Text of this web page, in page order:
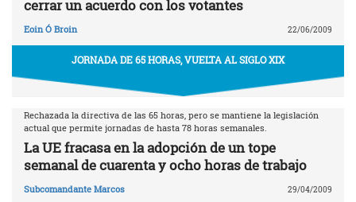
cerrar un acuerdo con los votantes
Eoin Ó Broin 22/06/2009
JORNADA DE 65 HORAS, VUELTA AL SIGLO XIX
Rechazada la directiva de las 65 horas, pero se mantiene la legislación
actual que permite jornadas de hasta 78 horas semanales.
La UE fracasa en la adopción de un tope
semanal de cuarenta y ocho horas de trabajo
Subcomandante Marcos 29/04/2009